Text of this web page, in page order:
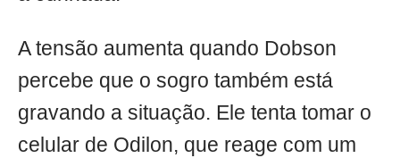
A tensão aumenta quando Dobson
percebe que o sogro também está
gravando a situação. Ele tenta tomar o
celular de Odilon, que reage com um